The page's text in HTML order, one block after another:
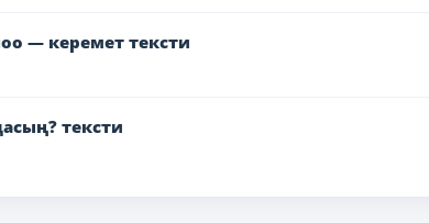
— керемет тексти
тексти